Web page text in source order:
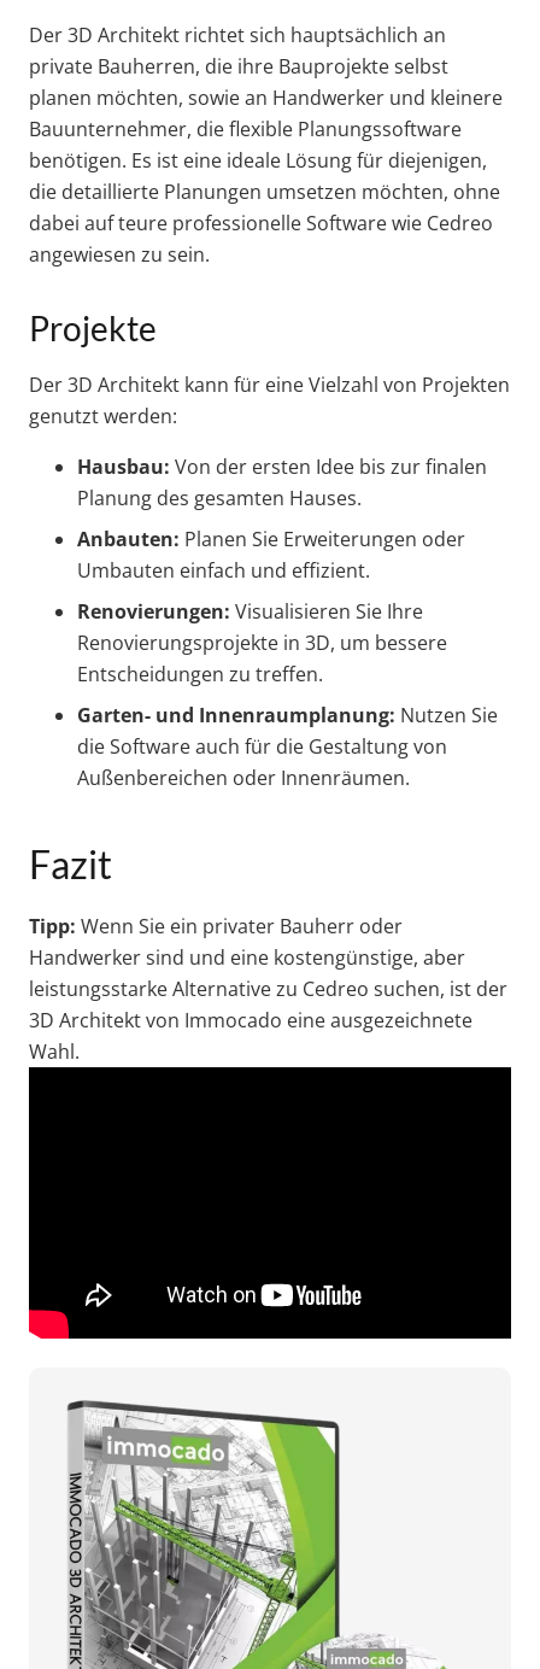
Der 3D Architekt richtet sich hauptsächlich an
private Bauherren, die ihre Bauprojekte selbst
planen möchten, sowie an Handwerker und kleinere
Bauunternehmer, die flexible Planungssoftware
benötigen. Es ist eine ideale Lösung für diejenigen,
die detaillierte Planungen umsetzen möchten, ohne
dabei auf teure professionelle Software wie Cedreo
angewiesen zu sein.
Projekte
Der 3D Architekt kann für eine Vielzahl von Projekten
genutzt werden:
Hausbau: Von der ersten Idee bis zur finalen
Planung des gesamten Hauses.
Anbauten: Planen Sie Erweiterungen oder
Umbauten einfach und effizient.
Renovierungen: Visualisieren Sie Ihre
Renovierungsprojekte in 3D, um bessere
Entscheidungen zu treffen.
Garten- und Innenraumplanung: Nutzen Sie
die Software auch für die Gestaltung von
Außenbereichen oder Innenräumen.
Fazit
Tipp: Wenn Sie ein privater Bauherr oder
Handwerker sind und eine kostengünstige, aber
leistungsstarke Alternative zu Cedreo suchen, ist der
3D Architekt von Immocado eine ausgezeichnete
Wahl.